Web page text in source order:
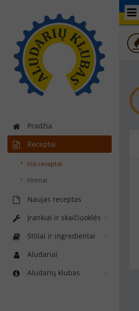
Pradžia
Receptai
Visi receptai
Virimai
Naujas receptas
Įrankiai ir skaičiuoklės
Stiliai ir ingredientai
Aludariai
Aludarių klubas